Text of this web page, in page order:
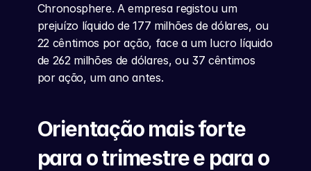
Chronosphere. A empresa registou um
prejuízo líquido de 177 milhões de dólares, ou
22 cêntimos por ação, face a um lucro líquido
de 262 milhões de dólares, ou 37 cêntimos
por ação, um ano antes.
Orientação mais forte
para o trimestre e para o